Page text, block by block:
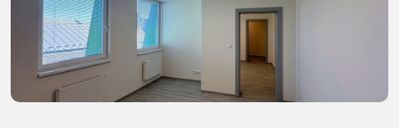
Další fotografie (15)